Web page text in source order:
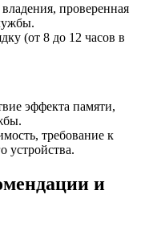
проверенная
(от 8 до 12 часов в
эффекта памяти,
требование к
устройства.
и